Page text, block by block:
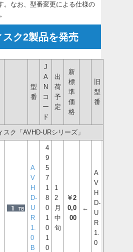
。なお、型番変更による仕様の
スク2製品を発売
型
番
J
A
N
コ
ー
ド
出
荷
予
定
新
標
準
価
格
旧
型
番
ク「AVHD-URシリーズ」
A
V
H
D-
U
R
1.
0
B
4
9
5
7
1
8
0
1
0
1
0
1
2
月
中
旬
￥2
0,0
00
←
A
V
H
D-
U
R
1.
0